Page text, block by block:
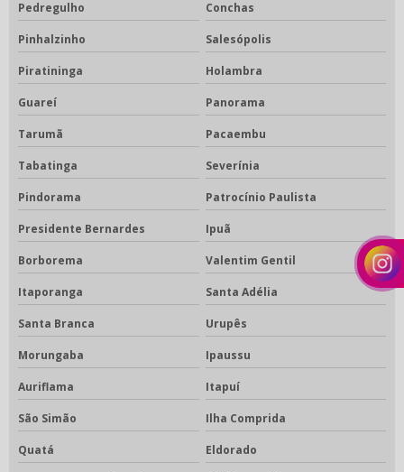
Pedregulho Conchas
Pinhalzinho Salesópolis
Piratininga Holambra
Guareí Panorama
Tarumã Pacaembu
Tabatinga Severínia
Pindorama Patrocínio Paulista
Presidente Bernardes Ipuã
Borborema Valentim Gentil
Itaporanga Santa Adélia
Santa Branca Urupês
Morungaba Ipaussu
Auriflama Itapuí
São Simão Ilha Comprida
Quatá Eldorado